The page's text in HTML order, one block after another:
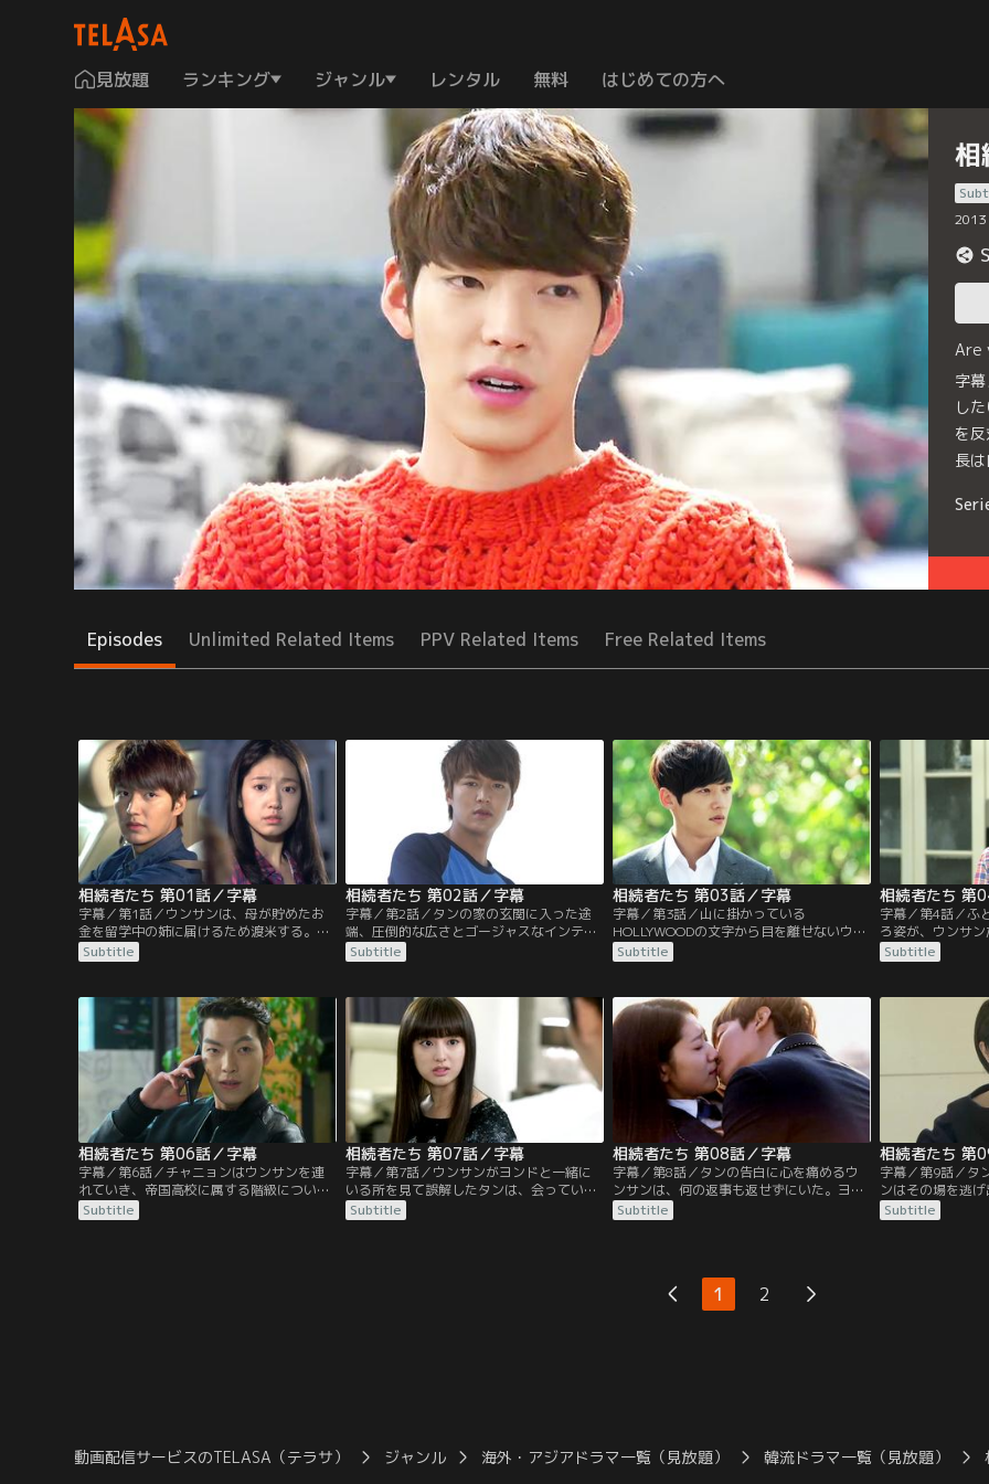
見放題 ランキング ジャンル レンタル 無料 はじめての方へ
2013
Are
字
し
を
長
Episodes Unlimited Related Items PPV Related Items Free Related Items
相続者たち 第01話／字幕
字幕／第1話／ウンサンは、母が貯めたお
金を留学中の姉に届けるため渡米する。だ
が、アメリカで会った姉は結婚はおろか、
アル中のアメリカ人と同居していた。姉の
帰り、ある出来事に巻き込まれタンに出会
う…。
Subtitle
相続者たち 第02話／字幕
字幕／第2話／タンの家の玄関に入った途
端、圧倒的な広さとゴージャスなインテリ
アに驚くウンサン。行く当てのないウンサ
ンは、タンの家で一晩を過ごす。一方、学
ドにいるウンサンに目を奪われる…。
Subtitle
相続者たち 第03話／字幕
字幕／第3話／山に掛かっている
HOLLYWOODの文字から目を離せないウン
サンにタンは呆れる。タンは、急に行くと
ころがあると言いウンサンと一緒に綺麗な
ャニョンはウンサンに会い、恋人のように
幸せそうに過ごすのだが…。
Subtitle
相続者たち 第
字幕／第4話／ふ
ろ姿が、ウンサ
が止まりそうに
いることも忘れ
へ入ってしまう
は寂しげな様子
Subtitle
相続者たち 第06話／字幕
字幕／第6話／チャニョンはウンサンを連
れていき、帝国高校に属する階級について
説明する。ラヘルは、ウンサンを気にする
タンのせいでイライラし、ウンサンの転校
Subtitle
相続者たち 第07話／字幕
字幕／第7話／ウンサンがヨンドと一緒に
いる所を見て誤解したタンは、会っていた
理由について問いただす。そんな二人を見
て、ウンサンは二人の関係を不思議に思
Subtitle
相続者たち 第08話／字幕
字幕／第8話／タンの告白に心を痛めるウ
ンサンは、何の返事も返せずにいた。ヨン
ドを殴ったタンは、父親から注意を受け
る。一方、ウンサンは帝国高校放送部のPD
Subtitle
相続者たち 第
字幕／第9話／タ
ンはその場を逃
ウンサンの携帯
は、ウンサンの
Subtitle
1 2
動画配信サービスのTELASA（テラサ） ジャンル 海外・アジアドラマ一覧（見放題） 韓流ドラマ一覧（見放題）